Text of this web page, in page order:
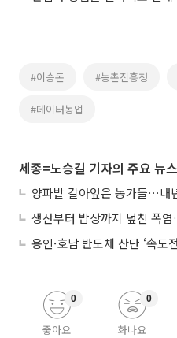
#이승돈 #농촌진흥청
#데이터농업
세종=노승길 기자의 주요 뉴스
양파밭 갈아엎은 농가들…내
좋아요
0
화나요
0